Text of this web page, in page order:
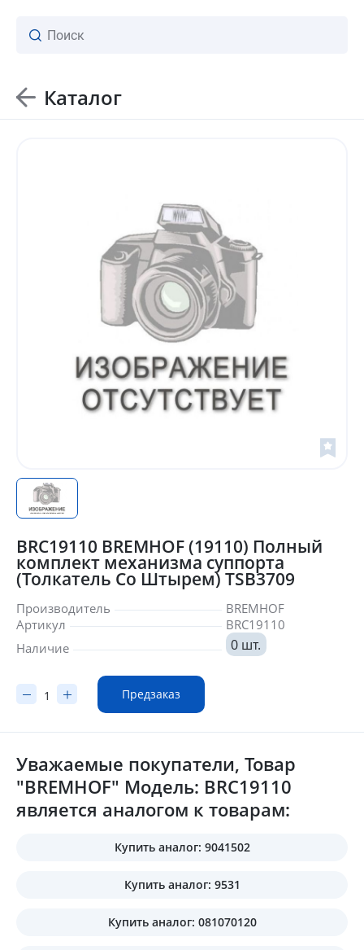
Каталог
BRC19110 BREMHOF (19110) Полный
комплект механизма суппорта
(Толкатель Со Штырем) TSB3709
Производитель
BREMHOF
Артикул
BRC19110
Наличие
0 шт.
Предзаказ
Уважаемые покупатели, Товар
"BREMHOF" Модель: BRC19110
является аналогом к товарам:
Купить аналог: 9041502
Купить аналог: 9531
Купить аналог: 081070120